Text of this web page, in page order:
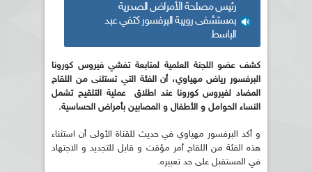
رئيس مصلحة الأمراض الصدرية
بمستشفى رويبة البرفسور كتفي عبد
الباسط
كشف عضو اللجنة العلمية لمتابعة تفشي فيروس كورونا
البرفسور رياض مهياوي، أن الفئة التي تستثنى من اللقاح
المضاد لفيروس كورونا عند اطلاق عملية التلقيح تشمل
النساء الحوامل و الأطفال و المصابين بأمراض الحساسية.
و أكد البرفسور مهياوي في حديث للقناة الأولى أن استثناء
هذه الفئة من اللقاح أمر مؤقت و قابل للتجديد و الاجتهاد
في المستقبل على حد تعبيره.